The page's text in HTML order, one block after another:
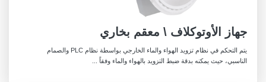
جهاز الأوتوكلاف \ معقم بخاري
يتم التحكم في نظام تزويد الهواء والماء الخارجي بواسطة نظام PLC والصمام
الناسبي، حيث يمكنه بدقة ضبط التزويد بالهواء والماء وفقاً ...